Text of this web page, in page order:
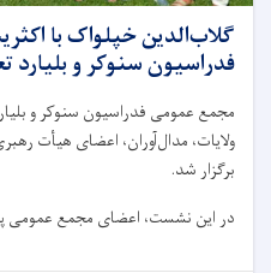
گلاب‌الدین خپلواک با
فدراسیون سنوکر و بلیارد
مجمع عمومی فدراسیون سنوکر و
ولایات، مدال‌آوران، اعضای هیأت
برگزار شد.
در این نشست، اعضای مجمع عمومی